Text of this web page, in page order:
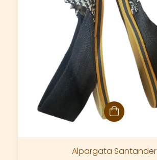
Alpargata Santander